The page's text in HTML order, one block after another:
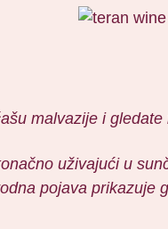
malvazije i
uživajući u
pojava prikazuje